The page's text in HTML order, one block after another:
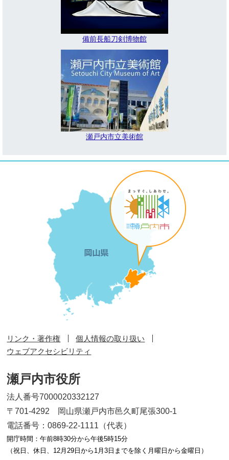
備前長船刀剣博物館
瀬戸内市立美術館
リンク・著作権
個人情報の取り扱い
ウェブアクセシビリティ
瀬戸内市役所
法人番号7000020332127
〒701-4292 岡山県瀬戸内市邑久町尾張300-1
電話番号：0869-22-1111（代表）
開庁時間：午前8時30分から午後5時15分
（祝日、休日、12月29日から1月3日までを除く月曜日から金曜日）